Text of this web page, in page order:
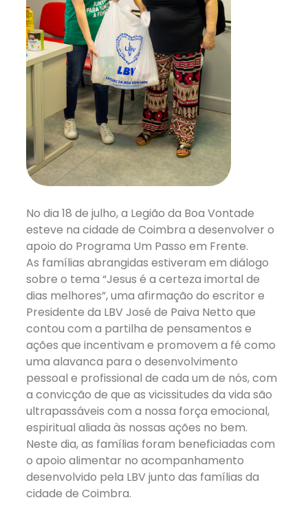
No dia 18 de julho, a Legião da Boa Vontade
esteve na cidade de Coimbra a desenvolver o
apoio do Programa Um Passo em Frente.
As famílias abrangidas estiveram em diálogo
sobre o tema “Jesus é a certeza imortal de
dias melhores”, uma afirmação do escritor e
Presidente da LBV José de Paiva Netto que
contou com a partilha de pensamentos e
ações que incentivam e promovem a fé como
uma alavanca para o desenvolvimento
pessoal e profissional de cada um de nós, com
a convicção de que as vicissitudes da vida são
ultrapassáveis com a nossa força emocional,
espiritual aliada às nossas ações no bem.
Neste dia, as famílias foram beneficiadas com
o apoio alimentar no acompanhamento
desenvolvido pela LBV junto das famílias da
cidade de Coimbra.